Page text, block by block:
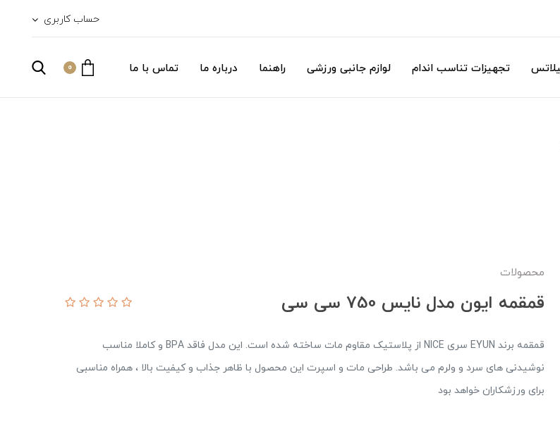
حساب کاربری
تجهیزات تناسب اندام لوازم جانبی ورزشی راهنما درباره ما تماس با ما 0
محصولات
قمقمه ایون مدل نایس 750 سی سی
قمقمه برند EYUN سری NICE از پلاستیک مقاوم مات ساخته شده است. این مدل فاقد BPA و کاملا مناسب
نوشیدنی های سرد و ولرم می باشد. طراحی مات و اسپرت این محصول با ظاهر جذاب و کیفیت بالا ، همراه مناسبی
برای ورزشکاران خواهد بود